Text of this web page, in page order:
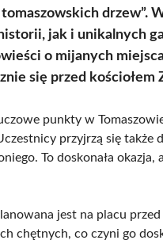
drzew”.
jak i unikalnych
o mijanych
się przed
punkty w
przyjrzą się także
To doskonała
jest na placu
chętnych, co czyni go